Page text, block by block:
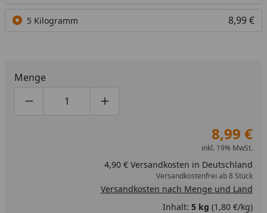
5 Kilogramm 8,99 €
Menge
Produktmenge um eins verringern
Produktmenge manuell eingeben
Produktmenge um eins erhöhen
8,99 €
inkl. 19% MwSt.
4,90 € Versandkosten in Deutschland
Versandkostenfrei ab 8 Stück
Versandkosten nach Menge und Land
Inhalt: 5 kg (1,80 €/kg)